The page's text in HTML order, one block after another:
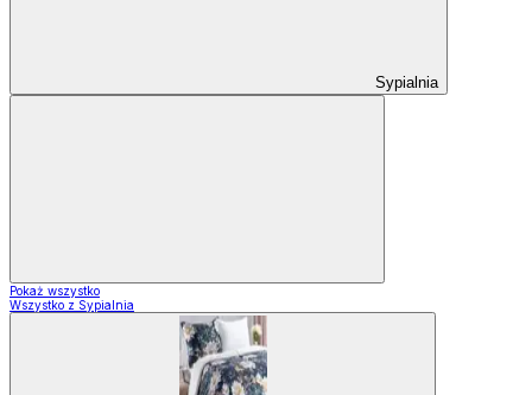
Sypialnia
Pokaż wszystko
Wszystko z Sypialnia